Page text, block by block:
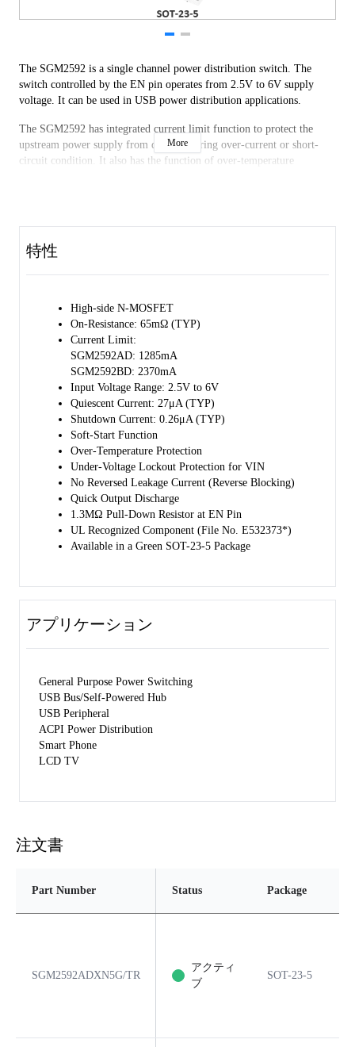
The SGM2592 is a single channel power distribution switch. The
switch controlled by the EN pin operates from 2.5V to 6V supply
voltage. It can be used in USB power distribution applications.
The SGM2592 has integrated current limit function to protect the
upstream power supply from damage during over-current or short-
circuit condition. It also has the function of over-temperature
The SGM2592 further reduces the total solution size by integrating a
SGM2592 is available in a Green SOT-23-5 package.
More
特性
High-side N-MOSFET
On-Resistance: 65mΩ (TYP)
Current Limit:
SGM2592AD: 1285mA
SGM2592BD: 2370mA
Input Voltage Range: 2.5V to 6V
Quiescent Current: 27μA (TYP)
Shutdown Current: 0.26μA (TYP)
Soft-Start Function
Over-Temperature Protection
Under-Voltage Lockout Protection for VIN
No Reversed Leakage Current (Reverse Blocking)
Quick Output Discharge
1.3MΩ Pull-Down Resistor at EN Pin
UL Recognized Component (File No. E532373*)
Available in a Green SOT-23-5 Package
アプリケーション
General Purpose Power Switching
USB Bus/Self-Powered Hub
USB Peripheral
ACPI Power Distribution
Smart Phone
LCD TV
注文書
Part Number Status Package
SGM2592ADXN5G/TR
アクティ
ブ
SOT-23-5